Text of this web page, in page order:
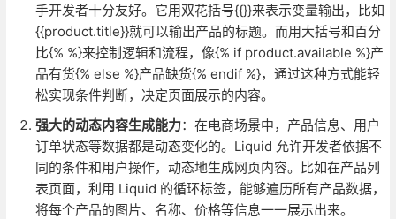
手开发者十分友好。它用双花括号{{}}来表示变量输出，比如
{{product.title}}就可以输出产品的标题。而用大括号和百分
比{% %}来控制逻辑和流程，像{% if product.available %}产
品有货{% else %}产品缺货{% endif %}，通过这种方式能轻
松实现条件判断，决定页面展示的内容。
强大的动态内容生成能力：在电商场景中，产品信息、用户
订单状态等数据都是动态变化的。Liquid 允许开发者依据不
同的条件和用户操作，动态地生成网页内容。比如在产品列
表页面，利用 Liquid 的循环标签，能够遍历所有产品数据，
将每个产品的图片、名称、价格等信息一一展示出来。